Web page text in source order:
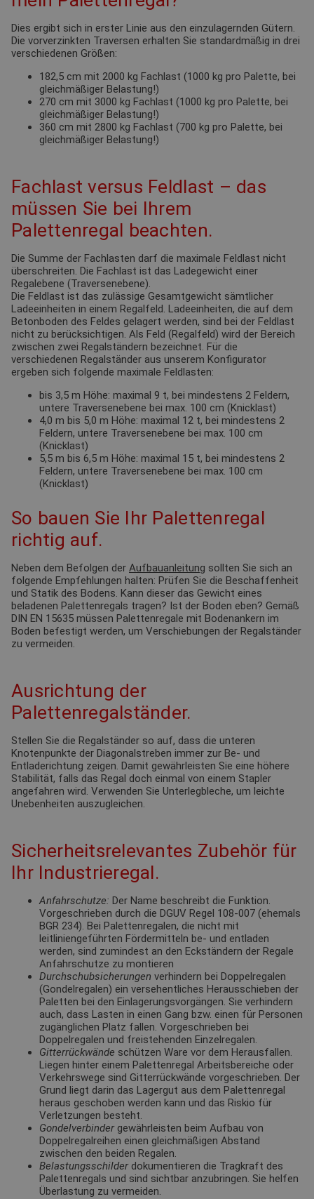
Dies ergibt sich in erster Linie aus den einzulagernden Gütern.
Die vorverzinkten Traversen erhalten Sie standardmäßig in drei
verschiedenen Größen:
182,5 cm mit 2000 kg Fachlast (1000 kg pro Palette, bei
gleichmäßiger Belastung!)
270 cm mit 3000 kg Fachlast (1000 kg pro Palette, bei
gleichmäßiger Belastung!)
360 cm mit 2800 kg Fachlast (700 kg pro Palette, bei
gleichmäßiger Belastung!)
Fachlast versus Feldlast – das
müssen Sie bei Ihrem
Palettenregal beachten.
Die Summe der Fachlasten darf die maximale Feldlast nicht
überschreiten. Die Fachlast ist das Ladegewicht einer
Regalebene (Traversenebene).
Die Feldlast ist das zulässige Gesamtgewicht sämtlicher
Ladeeinheiten in einem Regalfeld. Ladeeinheiten, die auf dem
Betonboden des Feldes gelagert werden, sind bei der Feldlast
nicht zu berücksichtigen. Als Feld (Regalfeld) wird der Bereich
zwischen zwei Regalständern bezeichnet. Für die
verschiedenen Regalständer aus unserem Konfigurator
ergeben sich folgende maximale Feldlasten:
bis 3,5 m Höhe: maximal 9 t, bei mindestens 2 Feldern,
untere Traversenebene bei max. 100 cm (Knicklast)
4,0 m bis 5,0 m Höhe: maximal 12 t, bei mindestens 2
Feldern, untere Traversenebene bei max. 100 cm
(Knicklast)
5,5 m bis 6,5 m Höhe: maximal 15 t, bei mindestens 2
Feldern, untere Traversenebene bei max. 100 cm
(Knicklast)
So bauen Sie Ihr Palettenregal
richtig auf.
Neben dem Befolgen der Aufbauanleitung sollten Sie sich an
folgende Empfehlungen halten: Prüfen Sie die Beschaffenheit
und Statik des Bodens. Kann dieser das Gewicht eines
beladenen Palettenregals tragen? Ist der Boden eben? Gemäß
DIN EN 15635 müssen Palettenregale mit Bodenankern im
Boden befestigt werden, um Verschiebungen der Regalständer
zu vermeiden.
Ausrichtung der
Palettenregalständer.
Stellen Sie die Regalständer so auf, dass die unteren
Knotenpunkte der Diagonalstreben immer zur Be- und
Entladerichtung zeigen. Damit gewährleisten Sie eine höhere
Stabilität, falls das Regal doch einmal von einem Stapler
angefahren wird. Verwenden Sie Unterlegbleche, um leichte
Unebenheiten auszugleichen.
Sicherheitsrelevantes Zubehör für
Ihr Industrieregal.
Anfahrschutze: Der Name beschreibt die Funktion.
Vorgeschrieben durch die DGUV Regel 108-007 (ehemals
BGR 234). Bei Palettenregalen, die nicht mit
leitliniengeführten Fördermitteln be- und entladen
werden, sind zumindest an den Eckständern der Regale
Anfahrschutze zu montieren
Durchschubsicherungen verhindern bei Doppelregalen
(Gondelregalen) ein versehentliches Herausschieben der
Paletten bei den Einlagerungsvorgängen. Sie verhindern
auch, dass Lasten in einen Gang bzw. einen für Personen
zugänglichen Platz fallen. Vorgeschrieben bei
Doppelregalen und freistehenden Einzelregalen.
Gitterrückwände schützen Ware vor dem Herausfallen.
Liegen hinter einem Palettenregal Arbeitsbereiche oder
Verkehrswege sind Gitterrückwände vorgeschrieben. Der
Grund liegt darin das Lagergut aus dem Palettenregal
heraus geschoben werden kann und das Riskio für
Verletzungen besteht.
Gondelverbinder gewährleisten beim Aufbau von
Doppelregalreihen einen gleichmäßigen Abstand
zwischen den beiden Regalen.
Belastungsschilder dokumentieren die Tragkraft des
Palettenregals und sind sichtbar anzubringen. Sie helfen
Überlastung zu vermeiden.